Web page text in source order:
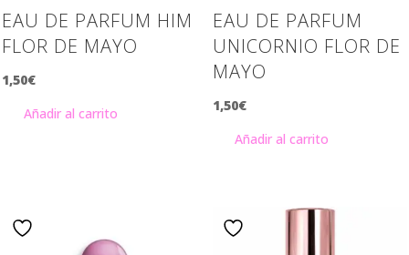
EAU DE PARFUM HIM
FLOR DE MAYO
1,50€
Añadir al carrito
EAU DE PARFUM
UNICORNIO FLOR DE
MAYO
1,50€
Añadir al carrito